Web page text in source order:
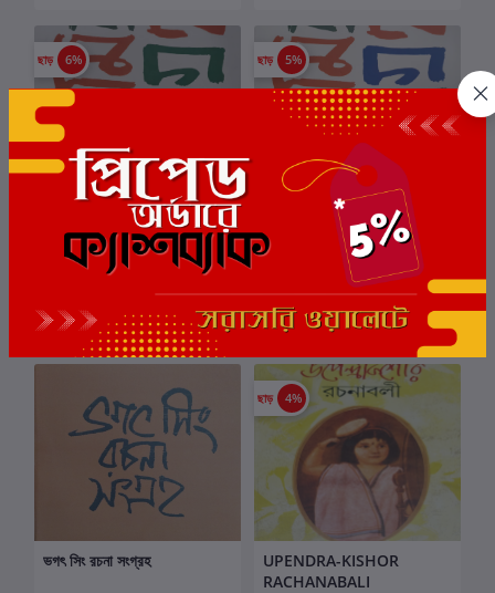
ছাড় 6%
কার্টে যোগ করুন
BOISANGRAHA-2
সুবিমল মিশ্র
₹500.00 ₹470.00
ছাড় 5%
কার্টে যোগ করুন
BOISANGRAHA-1
সুবিমল মিশ্র
₹550.00 ₹521.00
কার্টে যোগ করুন
ভগৎ সিং রচনা সংগ্রহ
ছাড় 4%
কার্টে যোগ করুন
UPENDRA-KISHOR
RACHANABALI